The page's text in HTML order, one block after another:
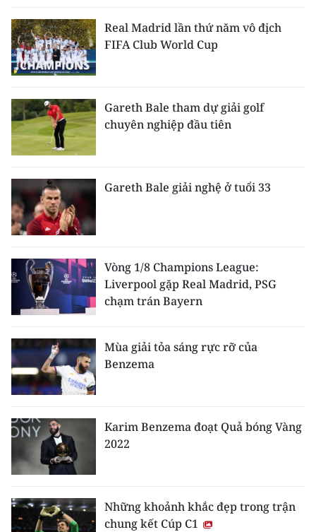
ĐỌC BÁO IN
ENGLISH
中文
FRANÇAIS
ESPAÑOL
Real Madrid lần thứ năm vô địch
FIFA Club World Cup
Gareth Bale tham dự giải golf
chuyên nghiệp đầu tiên
Gareth Bale giải nghệ ở tuổi 33
Vòng 1/8 Champions League:
Liverpool gặp Real Madrid, PSG
chạm trán Bayern
Mùa giải tỏa sáng rực rỡ của
Benzema
Karim Benzema đoạt Quả bóng Vàng
2022
Những khoảnh khắc đẹp trong trận
chung kết Cúp C1